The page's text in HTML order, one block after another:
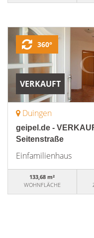
VERKAUFT
360°
Duingen
geipel.de -
Seitenstraße
Einfamilienhaus
133,68 m²
WOHNFLÄCHE